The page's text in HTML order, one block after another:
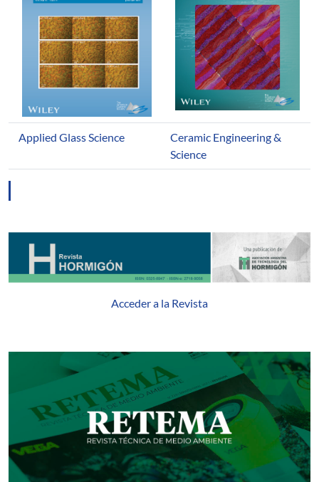
Applied Glass Science
Ceramic Engineering &
Science
Acceder a la Revista